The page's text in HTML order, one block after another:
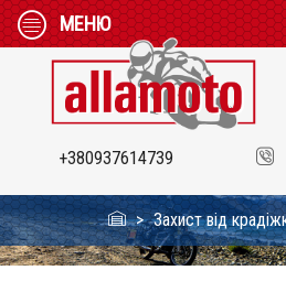
МЕНЮ
+380937614739
Захист від